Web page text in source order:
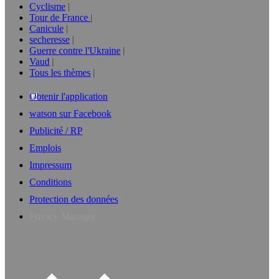
Cyclisme
Tour de France
Canicule
secheresse
Guerre contre l'Ukraine
Vaud
Tous les thèmes
Obtenir l'application
watson sur Facebook
Publicité / RP
Emplois
Impressum
Conditions
Protection des données